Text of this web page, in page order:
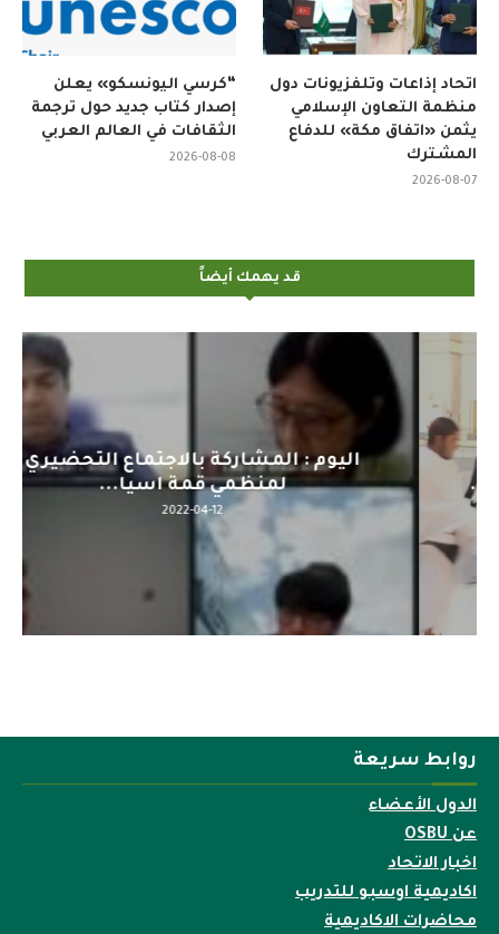
“كرسي اليونسكو» يعلن
إصدار كتاب جديد حول ترجمة
الثقافات في العالم العربي
2026-08-08
اتحاد إذاعات وتلفزيونات دول
منظمة التعاون الإسلامي
يثمن «اتفاق مكة» للدفاع
المشترك
2026-08-07
قد يهمك أيضاً
اليوم : المشاركة بالاجتماع التحضيري
لمنظمي قمة اسيا...
2022-04-12
روابط سريعة
الدول الأعضاء
عن OSBU
اخبار الاتحاد
اكاديمية اوسبو للتدريب
محاضرات الاكاديمية